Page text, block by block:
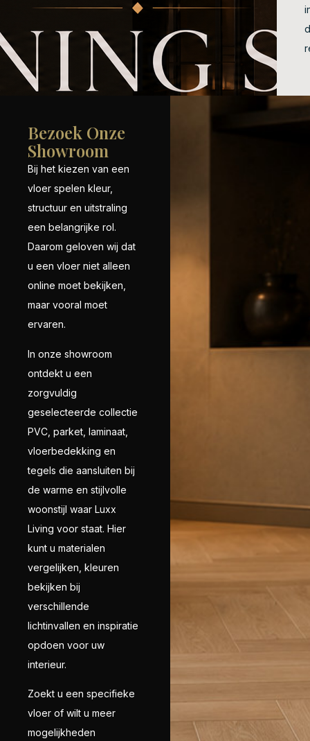
Bezoek Onze
Showroom
Bij het kiezen van een
vloer spelen kleur,
structuur en uitstraling
een belangrijke rol.
Daarom geloven wij dat
u een vloer niet alleen
online moet bekijken,
maar vooral moet
ervaren.
In onze showroom
ontdekt u een
zorgvuldig
geselecteerde collectie
PVC, parket, laminaat,
vloerbedekking en
tegels die aansluiten bij
de warme en stijlvolle
woonstijl waar Luxx
Living voor staat. Hier
kunt u materialen
vergelijken, kleuren
bekijken bij
verschillende
lichtinvallen en inspiratie
opdoen voor uw
interieur.
Zoekt u een specifieke
vloer of wilt u meer
mogelijkheden